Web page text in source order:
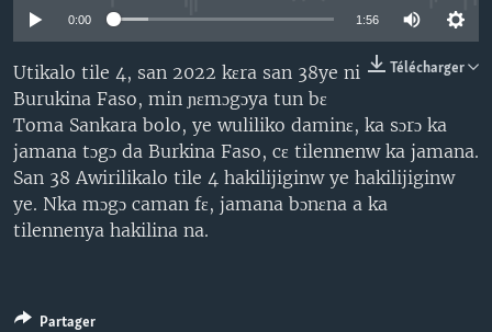
0:00 1:56
Télécharger
Utikalo tile 4, san 2022 kɛra san 38ye ni
Burukina Faso, min ɲɛmɔgɔya tun bɛ
Toma Sankara bolo, ye wuliliko daminɛ, ka sɔrɔ ka
jamana tɔgɔ da Burkina Faso, cɛ tilennenw ka jamana.
San 38 Awirilikalo tile 4 hakilijiginw ye hakilijiginw
ye. Nka mɔgɔ caman fɛ, jamana bɔnɛna a ka
tilennenya hakilina na.
Partager